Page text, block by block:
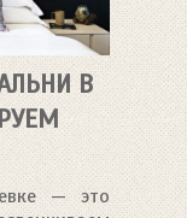
В
— это